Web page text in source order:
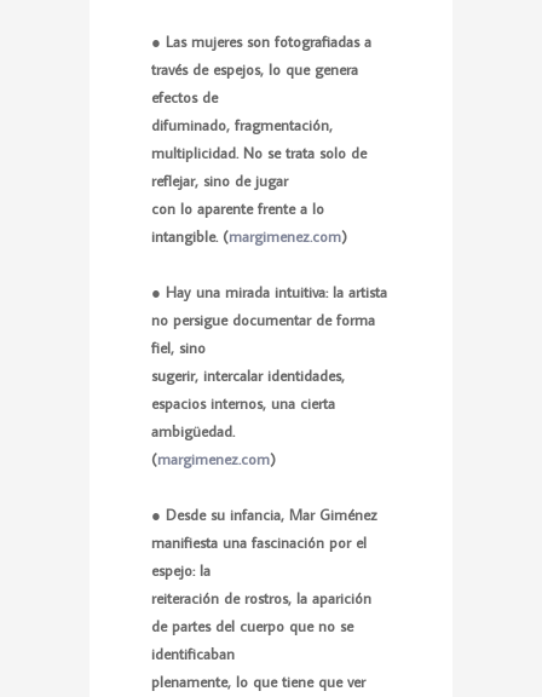
● Las mujeres son fotografiadas a
través de espejos, lo que genera
efectos de
difuminado, fragmentación,
multiplicidad. No se trata solo de
reflejar, sino de jugar
con lo aparente frente a lo
intangible. (margimenez.com)
● Hay una mirada intuitiva: la artista
no persigue documentar de forma
fiel, sino
sugerir, intercalar identidades,
espacios internos, una cierta
ambigüedad.
(margimenez.com)
● Desde su infancia, Mar Giménez
manifiesta una fascinación por el
espejo: la
reiteración de rostros, la aparición
de partes del cuerpo que no se
identificaban
plenamente, lo que tiene que ver